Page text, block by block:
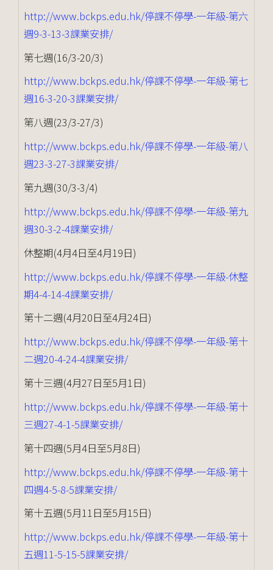
http://www.bckps.edu.hk/停課不停學-一年級-第六
週9-3-13-3課業安排/
第七週(16/3-20/3)
http://www.bckps.edu.hk/停課不停學-一年級-第七
週16-3-20-3課業安排/
第八週(23/3-27/3)
http://www.bckps.edu.hk/停課不停學-一年級-第八
週23-3-27-3課業安排/
第九週(30/3-3/4)
http://www.bckps.edu.hk/停課不停學-一年級-第九
週30-3-2-4課業安排/
休整期(4月4日至4月19日)
http://www.bckps.edu.hk/停課不停學-一年級-休整
期4-4-14-4課業安排/
第十二週(4月20日至4月24日)
http://www.bckps.edu.hk/停課不停學-一年級-第十
二週20-4-24-4課業安排/
第十三週(4月27日至5月1日)
http://www.bckps.edu.hk/停課不停學-一年級-第十
三週27-4-1-5課業安排/
第十四週(5月4日至5月8日)
http://www.bckps.edu.hk/停課不停學-一年級-第十
四週4-5-8-5課業安排/
第十五週(5月11日至5月15日)
http://www.bckps.edu.hk/停課不停學-一年級-第十
五週11-5-15-5課業安排/